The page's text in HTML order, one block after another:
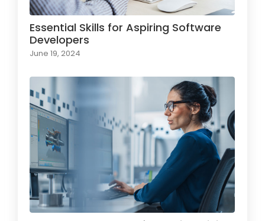
Essential Skills for Aspiring Software
Developers
June 19, 2024